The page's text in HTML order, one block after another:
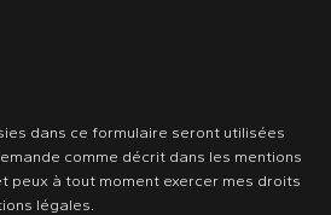
dans ce formulaire seront utilisées
comme décrit dans les mentions
peux à tout moment exercer mes droits
légales.